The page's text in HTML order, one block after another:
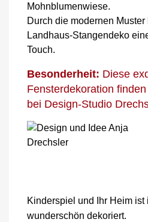
Mohnblumenwiese.
Durch die modernen
Landhaus-Stangendeko
Touch.
Besonderheit: Diese
Fensterdekoration
bei Design-Studio
Kinderspiel und Ihr Heim ist
wunderschön dekoriert.